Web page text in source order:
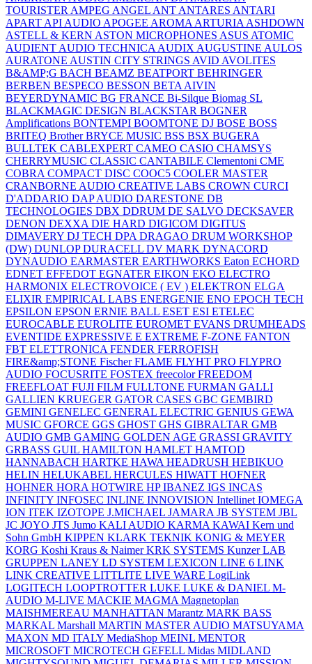
TOURISTER AMPEG ANGEL ANT ANTARES ANTARI
APART API AUDIO APOGEE AROMA ARTURIA ASHDOWN
ASTELL & KERN ASTON MICROPHONES ASUS ATOMIC
AUDIENT AUDIO TECHNICA AUDIX AUGUSTINE AULOS
AURATONE AUSTIN CITY STRINGS AVID AVOLITES
B&AMP;G BACH BEAMZ BEATPORT BEHRINGER
BERBEN BESPECO BESSON BETA AIVIN
BEYERDYNAMIC BG FRANCE Bi-Silque Biomag SL
BLACKMAGIC DESIGN BLACKSTAR BOGNER
Amplifications BONTEMPI BOOMTONE DJ BOSE BOSS
BRITEQ BrotherBRYCE MUSIC BSS BSX BUGERA
BULLTEK CABLEXPERT CAMEO CASIO CHAMSYS
CHERRYMUSIC CLASSIC CANTABILE Clementoni CME
COBRA COMPACT DISC COOC5 COOLER MASTER
CRANBORNE AUDIO CREATIVE LABS CROWN CURCI
D'ADDARIO DAP AUDIO DARESTONE DB
TECHNOLOGIES DBX DDRUM DE SALVO DECKSAVER
DENON DEXXA DIE HARD DIGICOM DIGITUS
DIMAVERY DJ TECH DPA DRAGAO DRUM WORKSHOP
(DW) DUNLOPDURACELL DV MARK DYNACORD
DYNAUDIO EARMASTER EARTHWORKS Eaton ECHORD
EDNET EFFEDOT EGNATER EIKON EKO ELECTRO
HARMONIX ELECTROVOICE ( EV ) ELEKTRON ELGA
ELIXIR EMPIRICAL LABS ENERGENIE ENO EPOCH TECH
EPSILON EPSON ERNIE BALL ESET ESI ETELEC
EUROCABLE EUROLITE EUROMET EVANS DRUMHEADS
EVENTIDE EXPRESSIVE E EXTREME F-ZONE FANTON
FBT ELETTRONICA FENDER FERROFISH
FIRE&amp;STONE FischerFLAME FLYHT PRO FLYPRO
AUDIO FOCUSRITE FOSTEX freecolorFREEDOM
FREEFLOAT FUJI FILM FULLTONE FURMAN GALLI
GALLIEN KRUEGER GATOR CASES GBC GEMBIRD
GEMINI GENELEC GENERAL ELECTRIC GENIUS GEWA
MUSIC GFORCE GGS GHOST GHS GIBRALTAR GMB
AUDIO GMB GAMING GOLDEN AGE GRASSI GRAVITY
GRBASS GUIL HAMILTON HAMLET HAMTOD
HANNABACH HARTKE HAWA HEADRUSH HEBIKUO
HELIN HELUKABEL HERCULES HIWATT HOFNER
HOHNER HORA HOTWIRE HPIBANEZ IGS INCAS
INFINITY INFOSEC INLINE INNOVISION Intellinet IOMEGA
ION ITEK IZOTOPE J.MICHAEL JAMARA JB SYSTEM JBL
JC JOYO JTS Jumo KALI AUDIO KARMA KAWAI Kern und
Sohn GmbH KIPPEN KLARK TEKNIK KONIG & MEYER
KORG Koshi Kraus & NaimerKRK SYSTEMS KunzerLAB
GRUPPEN LANEY LD SYSTEM LEXICON LINE 6 LINK
LINK CREATIVE LITTLITE LIVE WARE LogiLink
LOGITECH LOOPTROTTER LUKE LUKE & DANIEL M-
AUDIO M-LIVE MACKIE MAGMA Magnetoplan
MAISHMEREAU MANHATTAN Marantz MARK BASS
MARKAL Marshall MARTIN MASTER AUDIO MATSUYAMA
MAXON MD ITALY MediaShop MEINL MENTOR
MICROSOFT MICROTECH GEFELL Midas MIDLAND